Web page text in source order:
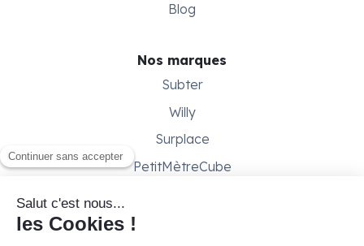
Blog
Nos marques
Subter
Willy
Surplace
PetitMètreCube
Besoin d'aide ?